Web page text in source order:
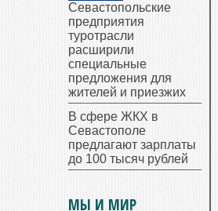
Севастопольские
предприятия
туротрасли
расширили
специальные
предложения для
жителей и приезжих
В сфере ЖКХ в
Севастополе
предлагают зарплаты
до 100 тысяч рублей
МЫ И МИР